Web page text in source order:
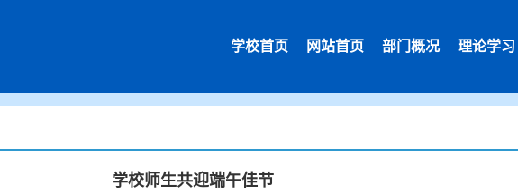
学校首页 网站首页 部门概况 理论学习
学校师生共迎端午佳节